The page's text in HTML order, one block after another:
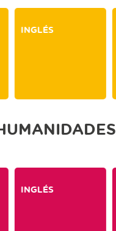
INGLÉS
INGLÉS